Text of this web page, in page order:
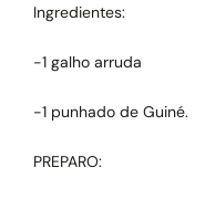
Ingredientes:
-1 galho arruda
-1 punhado de Guiné.
PREPARO: